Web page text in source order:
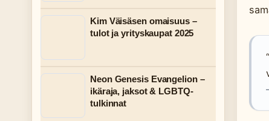
Kim Väisäsen omaisuus –
tulot ja yrityskaupat 2025
Neon Genesis Evangelion –
ikäraja, jaksot & LGBTQ-
tulkinnat